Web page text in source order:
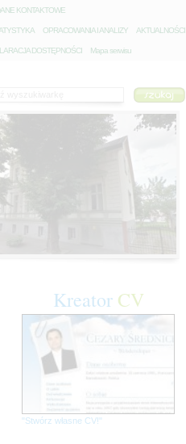
ANE KONTAKTOWE
OPRACOWANIA I ANALIZY AKTUALNOŚCI
DOSTĘPNOŚCI Mapa serwisu
Kreator CV
"Stwórz własne CV!"